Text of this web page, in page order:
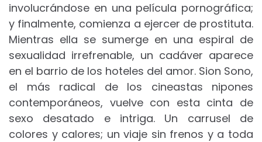
involucrándose en una película pornográfica;
y finalmente, comienza a ejercer de prostituta.
Mientras ella se sumerge en una espiral de
sexualidad irrefrenable, un cadáver aparece
en el barrio de los hoteles del amor. Sion Sono,
el más radical de los cineastas nipones
contemporáneos, vuelve con esta cinta de
sexo desatado e intriga. Un carrusel de
colores y calores; un viaje sin frenos y a toda